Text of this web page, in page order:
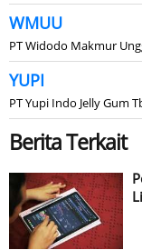
WMUU
PT Widodo Makmur
YUPI
PT Yupi Indo Jelly Gum
Berita Terkait